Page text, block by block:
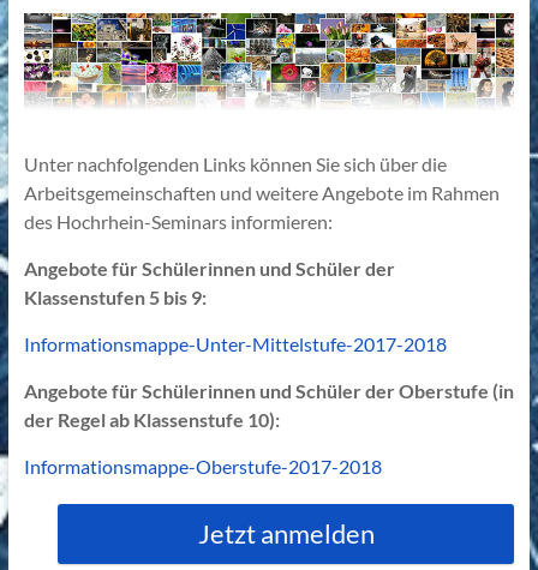
Unter nachfolgenden Links können Sie sich über die
Arbeitsgemeinschaften und weitere Angebote im Rahmen
des Hochrhein-Seminars informieren:
Angebote für Schülerinnen und Schüler der
Klassenstufen 5 bis 9:
Informationsmappe-Unter-Mittelstufe-2017-2018
Angebote für Schülerinnen und Schüler der Oberstufe (in
der Regel ab Klassenstufe 10):
Informationsmappe-Oberstufe-2017-2018
Jetzt anmelden